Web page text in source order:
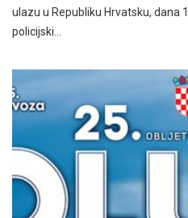
ulazu u Republiku Hrvatsku, dana
policijski…